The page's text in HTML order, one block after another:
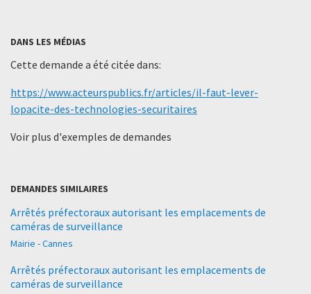
DANS LES MÉDIAS
Cette demande a été citée dans:
https://www.acteurspublics.fr/articles/il-faut-lever-
lopacite-des-technologies-securitaires
Voir plus d'exemples de demandes
DEMANDES SIMILAIRES
Arrêtés préfectoraux autorisant les emplacements de
caméras de surveillance
Mairie - Cannes
Arrêtés préfectoraux autorisant les emplacements de
caméras de surveillance